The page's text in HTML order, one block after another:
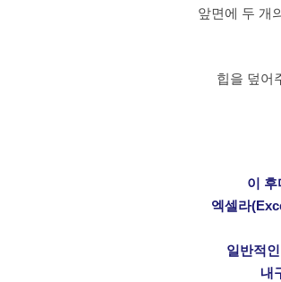
앞면에 두 개의
힙을 덮어
이
엑셀라
일반적
내